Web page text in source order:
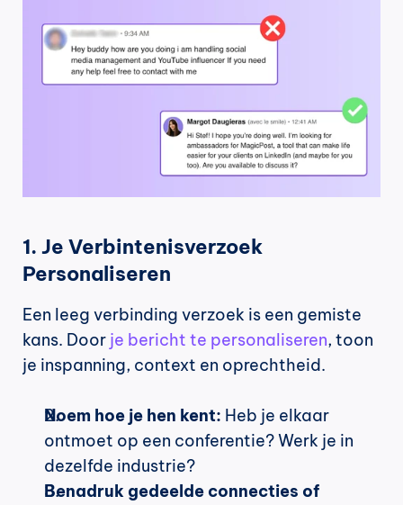
1. Je Verbintenisverzoek
Personaliseren
Een leeg verbinding verzoek is een gemiste
kans. Door je bericht te personaliseren, toon
je inspanning, context en oprechtheid.
Noem hoe je hen kent: Heb je elkaar
ontmoet op een conferentie? Werk je in
dezelfde industrie?
Benadruk gedeelde connecties of